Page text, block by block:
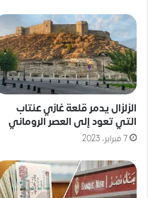
الزلزال يدمر قلعة غازي عنتاب
التي تعود إلى العصر الروماني
7 فبراير، 2023